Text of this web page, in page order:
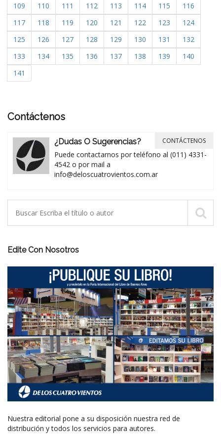
109
110 111 112 113 114 115
116
117
118 119 120 121 122 123
124
125
126 127 128 129 130 131
132
133
134 135 136 137 138 139
140
141
Contáctenos
¿Dudas O Sugerencias?
Puede contactarnos por teléfono al (011) 4331-
4542 o por mail a
info@deloscuatrovientos.com.ar
CONTÁCTENOS
Edite Con Nosotros
Nuestra editorial pone a su disposición nuestra red de
distribución y todos los servicios para autores.